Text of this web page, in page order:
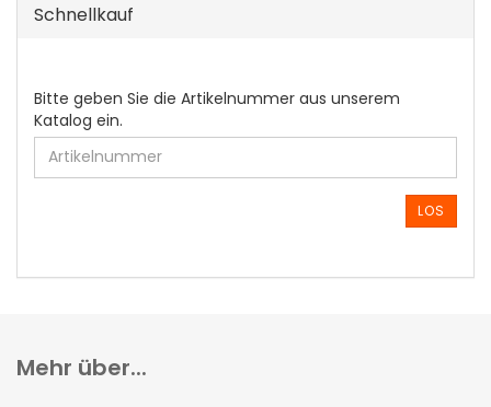
Schnellkauf
BITTE
GEBEN
SIE
DIE
ARTIKELNUMMER
EIN.
Bitte geben Sie die Artikelnummer aus unserem
Katalog ein.
LOS
Mehr über...